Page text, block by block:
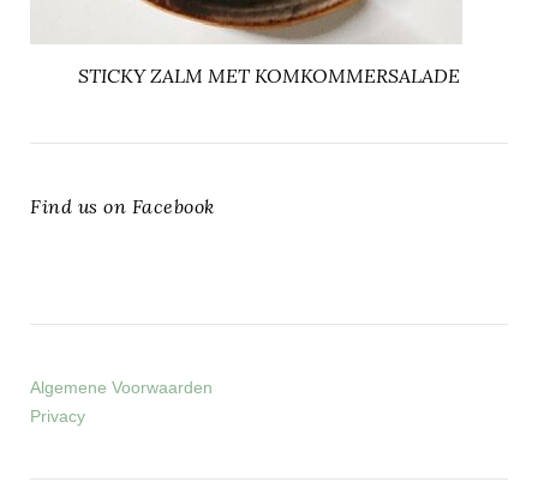
STICKY ZALM MET KOMKOMMERSALADE
Find us on Facebook
Algemene Voorwaarden
Privacy